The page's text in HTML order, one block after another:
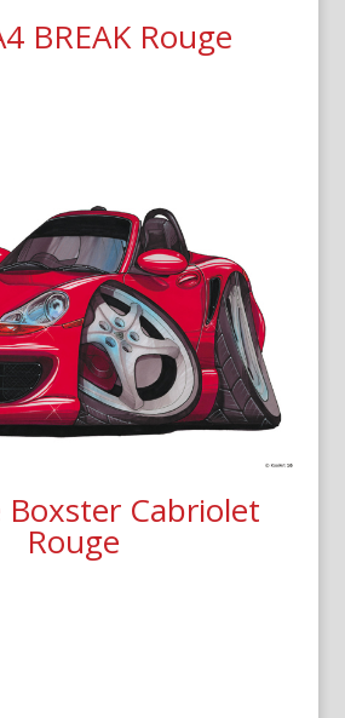
BREAK Rouge
Boxster Cabriolet
Rouge